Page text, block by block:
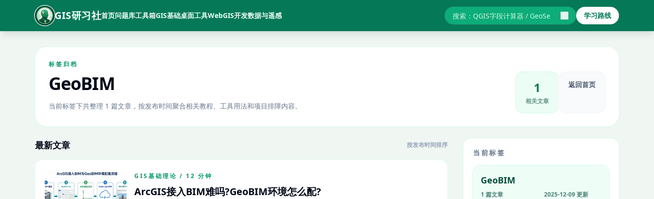
GIS研习社首页问题库工具箱GIS基础桌面工具WebGIS开发数据与遥感 搜索GIS教程与报错 学习路线
标签归档
GeoBIM
当前标签下共整理 1 篇文章，按发布时间聚合相关教程、工具用法和项目排障内容。
1
相关文章
返回首页
最新文章 按发布时间排序
GIS基础理论 / 12 分钟
ArcGIS接入BIM难吗?GeoBIM环境怎么配?
当前标签
GeoBIM
1 篇文章 2025-12-09 更新